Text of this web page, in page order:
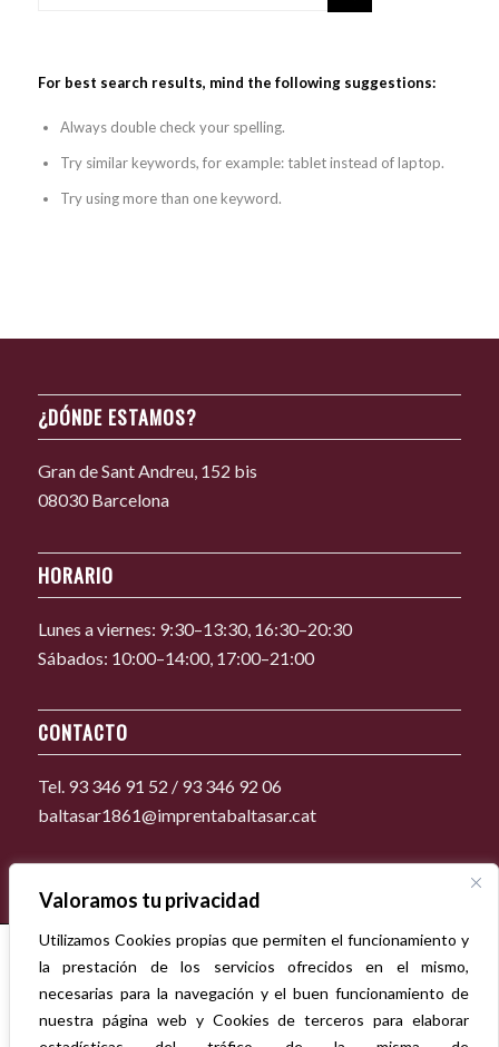
Valoramos tu privacidad
Utilizamos Cookies propias que permiten el funcionamiento y
la prestación de los servicios ofrecidos en el mismo,
necesarias para la navegación y el buen funcionamiento de
nuestra página web y Cookies de terceros para elaborar
For best search results, mind the following suggestions:
Always double check your spelling.
Try similar keywords, for example: tablet instead of laptop.
Try using more than one keyword.
¿DÓNDE ESTAMOS?
Gran de Sant Andreu, 152 bis
08030 Barcelona
HORARIO
Lunes a viernes: 9:30–13:30, 16:30–20:30
Sábados: 10:00–14:00, 17:00–21:00
CONTACTO
Tel. 93 346 91 52 / 93 346 92 06
baltasar1861@imprentabaltasar.cat